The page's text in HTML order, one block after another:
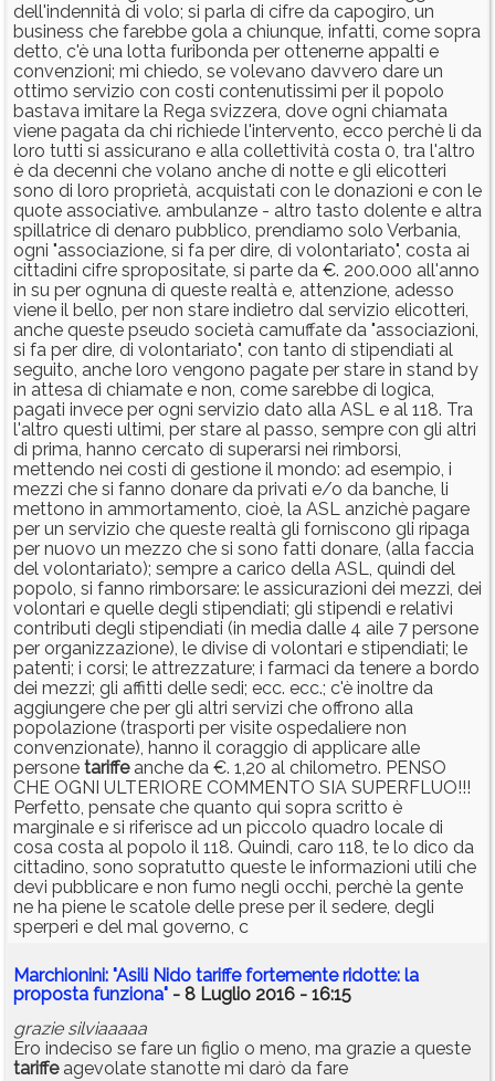
dell'indennità di volo; si parla di cifre da capogiro, un
business che farebbe gola a chiunque, infatti, come sopra
detto, c'è una lotta furibonda per ottenerne appalti e
convenzioni; mi chiedo, se volevano davvero dare un
ottimo servizio con costi contenutissimi per il popolo
bastava imitare la Rega svizzera, dove ogni chiamata
viene pagata da chi richiede l'intervento, ecco perchè li da
loro tutti si assicurano e alla collettività costa 0, tra l'altro
è da decenni che volano anche di notte e gli elicotteri
sono di loro proprietà, acquistati con le donazioni e con le
quote associative. ambulanze - altro tasto dolente e altra
spillatrice di denaro pubblico, prendiamo solo Verbania,
ogni "associazione, si fa per dire, di volontariato", costa ai
cittadini cifre spropositate, si parte da €. 200.000 all'anno
in su per ognuna di queste realtà e, attenzione, adesso
viene il bello, per non stare indietro dal servizio elicotteri,
anche queste pseudo società camuffate da "associazioni,
si fa per dire, di volontariato", con tanto di stipendiati al
seguito, anche loro vengono pagate per stare in stand by
in attesa di chiamate e non, come sarebbe di logica,
pagati invece per ogni servizio dato alla ASL e al 118. Tra
l'altro questi ultimi, per stare al passo, sempre con gli altri
di prima, hanno cercato di superarsi nei rimborsi,
mettendo nei costi di gestione il mondo: ad esempio, i
mezzi che si fanno donare da privati e/o da banche, li
mettono in ammortamento, cioè, la ASL anzichè pagare
per un servizio che queste realtà gli forniscono gli ripaga
per nuovo un mezzo che si sono fatti donare, (alla faccia
del volontariato); sempre a carico della ASL, quindi del
popolo, si fanno rimborsare: le assicurazioni dei mezzi, dei
volontari e quelle degli stipendiati; gli stipendi e relativi
contributi degli stipendiati (in media dalle 4 aile 7 persone
per organizzazione), le divise di volontari e stipendiati; le
patenti; i corsi; le attrezzature; i farmaci da tenere a bordo
dei mezzi; gli affitti delle sedi; ecc. ecc.; c'è inoltre da
aggiungere che per gli altri servizi che offrono alla
popolazione (trasporti per visite ospedaliere non
convenzionate), hanno il coraggio di applicare alle
persone tariffeanche da €. 1,20 al chilometro. PENSO
CHE OGNI ULTERIORE COMMENTO SIA SUPERFLUO!!!
Perfetto, pensate che quanto qui sopra scritto è
marginale e si riferisce ad un piccolo quadro locale di
cosa costa al popolo il 118. Quindi, caro 118, te lo dico da
cittadino, sono sopratutto queste le informazioni utili che
devi pubblicare e non fumo negli occhi, perchè la gente
ne ha piene le scatole delle prese per il sedere, degli
sperperi e del mal governo, c
Marchionini: "Asili Nido tariffe fortemente ridotte: la
proposta funziona" - 8 Luglio 2016 - 16:15
grazie silviaaaaa
Ero indeciso se fare un figlio o meno, ma grazie a queste
tariffeagevolate stanotte mi darò da fare